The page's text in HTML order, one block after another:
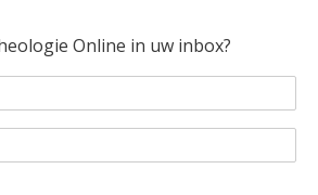
Online in uw inbox?